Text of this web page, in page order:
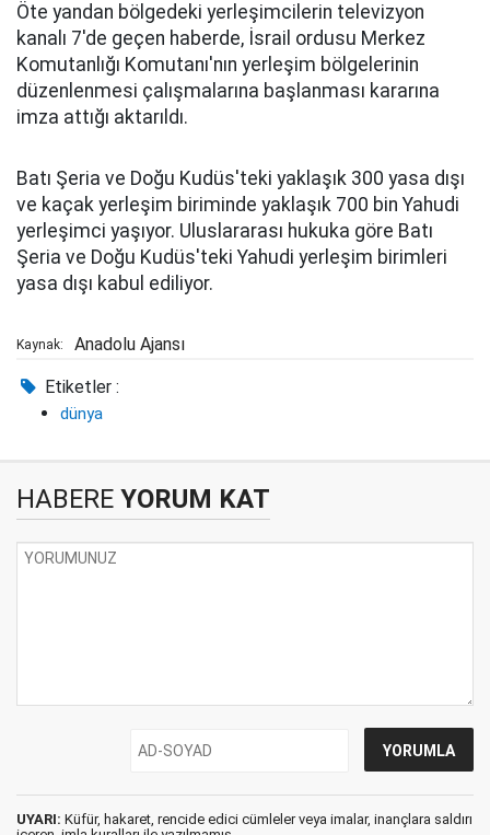
Öte yandan bölgedeki yerleşimcilerin televizyon
kanalı 7'de geçen haberde, İsrail ordusu Merkez
Komutanlığı Komutanı'nın yerleşim bölgelerinin
düzenlenmesi çalışmalarına başlanması kararına
imza attığı aktarıldı.
Batı Şeria ve Doğu Kudüs'teki yaklaşık 300 yasa dışı
ve kaçak yerleşim biriminde yaklaşık 700 bin Yahudi
yerleşimci yaşıyor. Uluslararası hukuka göre Batı
Şeria ve Doğu Kudüs'teki Yahudi yerleşim birimleri
yasa dışı kabul ediliyor.
Kaynak: Anadolu Ajansı
Etiketler :
dünya
HABERE YORUM KAT
UYARI: Küfür, hakaret, rencide edici cümleler veya imalar, inançlara saldırı